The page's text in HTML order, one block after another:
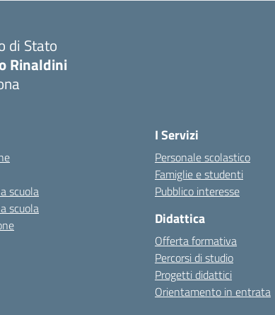
di Stato
Rinaldini
scuola
scuola
I Servizi
Personale scolastico
Famiglie e studenti
Pubblico interesse
Didattica
Offerta formativa
Percorsi di studio
Progetti didattici
Orientamento in entrata